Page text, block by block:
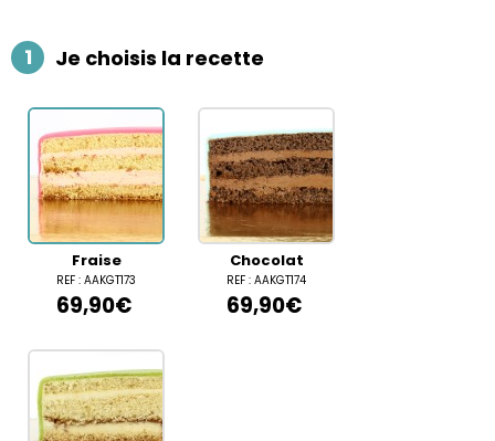
1 Je choisis la recette
Fraise
REF : AAKGT173
69,90€
Chocolat
REF : AAKGT174
69,90€